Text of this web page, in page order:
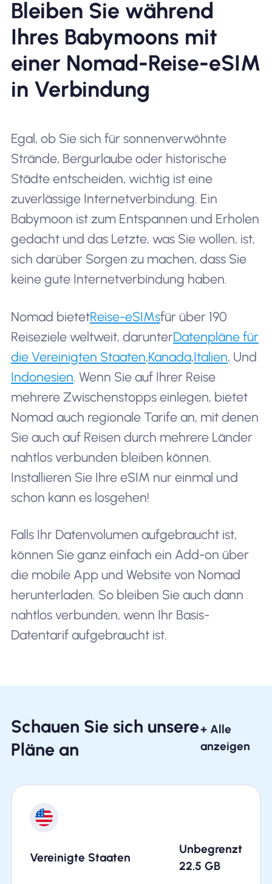
Bleiben Sie während
Ihres Babymoons mit
einer Nomad-Reise-eSIM
in Verbindung
Egal, ob Sie sich für sonnenverwöhnte
Strände, Bergurlaube oder historische
Städte entscheiden, wichtig ist eine
zuverlässige Internetverbindung. Ein
Babymoon ist zum Entspannen und Erholen
gedacht und das Letzte, was Sie wollen, ist,
sich darüber Sorgen zu machen, dass Sie
keine gute Internetverbindung haben.
Nomad bietetReise-eSIMsfür über 190
Reiseziele weltweit, darunterDatenpläne für
die Vereinigten Staaten,Kanada,Italien, Und
Indonesien. Wenn Sie auf Ihrer Reise
mehrere Zwischenstopps einlegen, bietet
Nomad auch regionale Tarife an, mit denen
Sie auch auf Reisen durch mehrere Länder
nahtlos verbunden bleiben können.
Installieren Sie Ihre eSIM nur einmal und
schon kann es losgehen!
Falls Ihr Datenvolumen aufgebraucht ist,
können Sie ganz einfach ein Add-on über
die mobile App und Website von Nomad
herunterladen. So bleiben Sie auch dann
nahtlos verbunden, wenn Ihr Basis-
Datentarif aufgebraucht ist.
Schauen Sie sich unsere
Pläne an
+ Alle
anzeigen
Vereinigte Staaten
Unbegrenzt
22.5 GB